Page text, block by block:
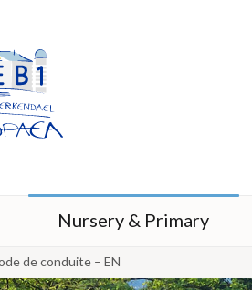
Nursery & Primary
de conduite – EN